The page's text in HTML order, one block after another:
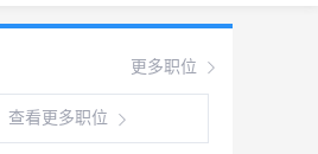
更多职位
查看更多职位